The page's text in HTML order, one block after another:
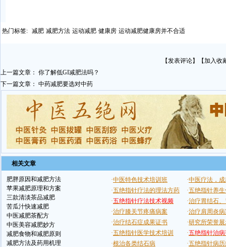
热门标签: 减肥 减肥方法 运动减肥 健康房 运动减肥健康房并不合适
【发表评论】【加入收
上一篇文章： 你了解低GI减肥法吗？
下一篇文章： 中药减肥要选对中药
相关文章
肥胖原因和减肥方法
苹果减肥原理和方案
三款清淡茶品减肥
苦瓜汁快速减肥
中医减肥茶配方
中医美容减肥妙方
减肥食物和减肥原则
减肥方法及药用机理